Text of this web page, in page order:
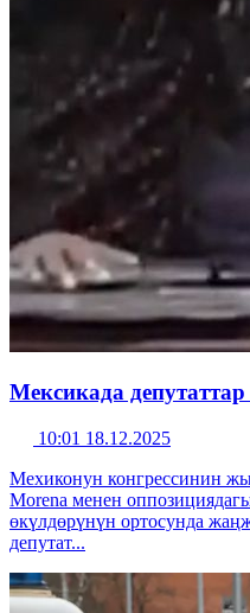
Мексикада
10:01 18.12.2025
Мехиконун конгрессинин
Morena менен
өкүлдөрүнүн ортосунда
депутат...